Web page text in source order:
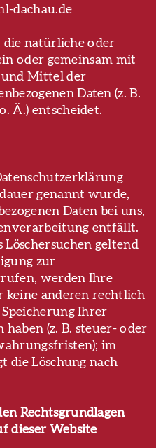
dachau.de
natürliche oder
oder gemeinsam mit
und Mittel der
Daten (z. B.
Ä.) entscheidet.
genannt wurde,
Daten bei uns,
entfällt.
Löschersuchen geltend
zur
werden Ihre
keine anderen rechtlich
Ihrer
haben (z. B. steuer- oder
im
die Löschung nach
Rechtsgrundlagen
dieser Website